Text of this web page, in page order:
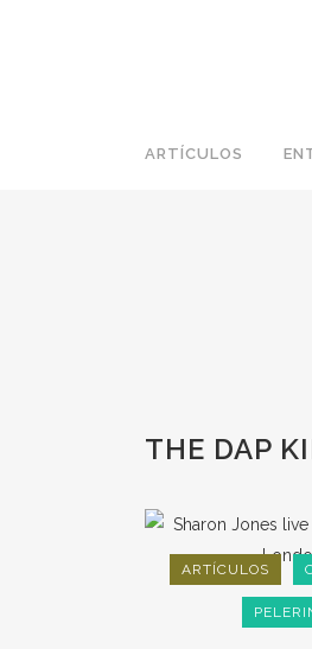
ARTÍCULOS
THE DAP
ARTÍCULOS